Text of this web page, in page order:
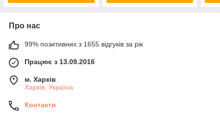
Про нас
99% позитивних з 1655 відгуків за рік
Працює з 13.09.2016
м. Харків
Харків, Україна
Контакти